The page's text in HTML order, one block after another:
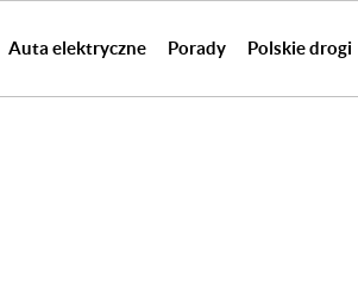
Auta elektryczne Porady Polskie drogi